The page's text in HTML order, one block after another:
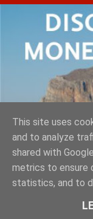
This site uses
and to analyze
shared with
metrics to ensure
statistics, and to